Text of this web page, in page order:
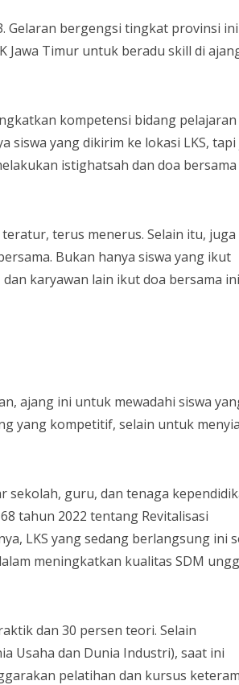
Gelaran bergengsi tingkat provinsi ini
Timur untuk beradu skill di
kompetensi bidang pelajaran
siswa yang dikirim ke lokasi LKS, tapi
istighatsah dan doa
terus menerus. Selain itu, juga
Bukan hanya siswa yang ikut
karyawan lain ikut doa bersama
ajang ini untuk mewadahi siswa
yang kompetitif, selain untuk
sekolah, guru, dan tenaga
tahun 2022 tentang Revitalisasi
LKS yang sedang berlangsung ini
meningkatkan kualitas SDM
dan 30 persen teori. Selain
Usaha dan Dunia Industri), saat ini
pelatihan dan kursus